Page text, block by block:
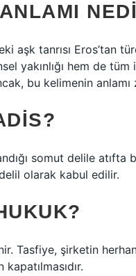
aşk tanrısı Eros’tan
yakınlığı hem de
bu kelimenin anlamı
somut delile
olarak kabul edilir.
Tasfiye, şirketin